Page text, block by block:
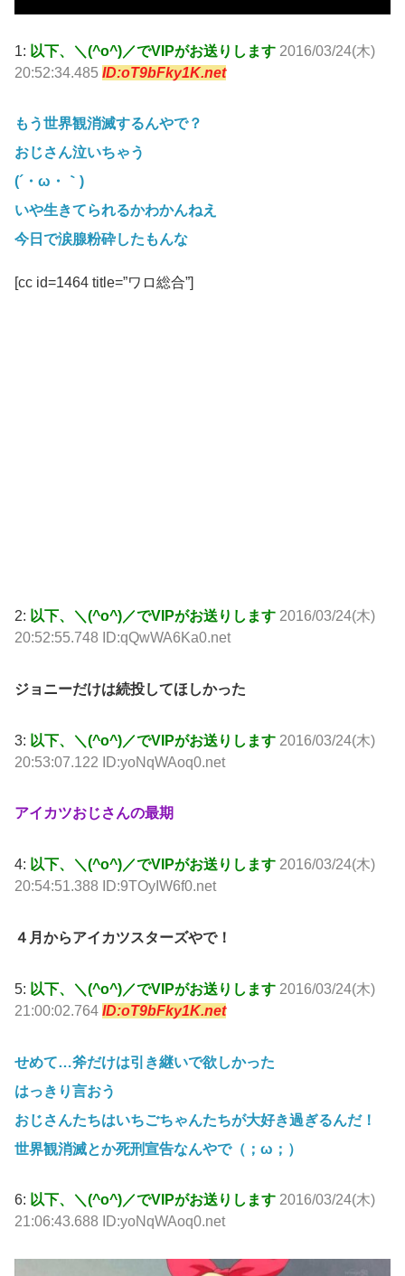
1: 以下、＼(^o^)／でVIPがお送りします 2016/03/24(木)
20:52:34.485 ID:oT9bFky1K.net
もう世界観消滅するんやで？
おじさん泣いちゃう
(´・ω・｀)
いや生きてられるかわかんねえ
今日で涙腺粉砕したもんな
[cc id=1464 title=”ワロ総合”]
2: 以下、＼(^o^)／でVIPがお送りします 2016/03/24(木)
20:52:55.748 ID:qQwWA6Ka0.net
ジョニーだけは続投してほしかった
3: 以下、＼(^o^)／でVIPがお送りします 2016/03/24(木)
20:53:07.122 ID:yoNqWAoq0.net
アイカツおじさんの最期
4: 以下、＼(^o^)／でVIPがお送りします 2016/03/24(木)
20:54:51.388 ID:9TOyIW6f0.net
４月からアイカツスターズやで！
5: 以下、＼(^o^)／でVIPがお送りします 2016/03/24(木)
21:00:02.764 ID:oT9bFky1K.net
せめて…斧だけは引き継いで欲しかった
はっきり言おう
おじさんたちはいちごちゃんたちが大好き過ぎるんだ！
世界観消滅とか死刑宣告なんやで（；ω；）
6: 以下、＼(^o^)／でVIPがお送りします 2016/03/24(木)
21:06:43.688 ID:yoNqWAoq0.net